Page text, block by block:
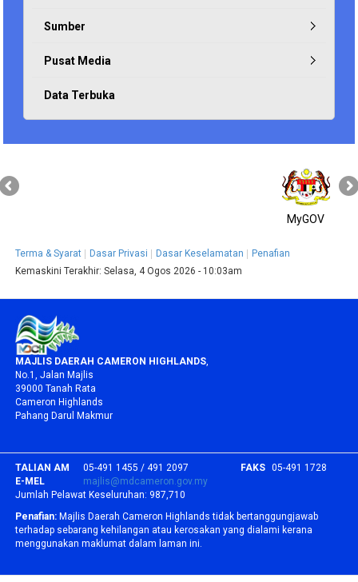
Sumber
Pusat Media
Data Terbuka
MyGOV
Terma & Syarat Dasar Privasi Dasar Keselamatan
Penafian
Kemaskini Terakhir:Selasa, 4 Ogos 2026 - 10:03am
MAJLIS DAERAH CAMERON HIGHLANDS,
No.1, Jalan Majlis
39000 Tanah Rata
Cameron Highlands
Pahang Darul Makmur
TALIAN AM 05-491 1455 / 491 2097 FAKS
05-491 1728
E-MEL
majlis@mdcameron.gov.my
Jumlah Pelawat Keseluruhan: 987,710
Penafian: Majlis Daerah Cameron Highlands tidak bertanggungjawab
terhadap sebarang kehilangan atau kerosakan yang dialami kerana
menggunakan maklumat dalam laman ini.